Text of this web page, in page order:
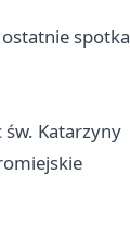
św. Katarzyny